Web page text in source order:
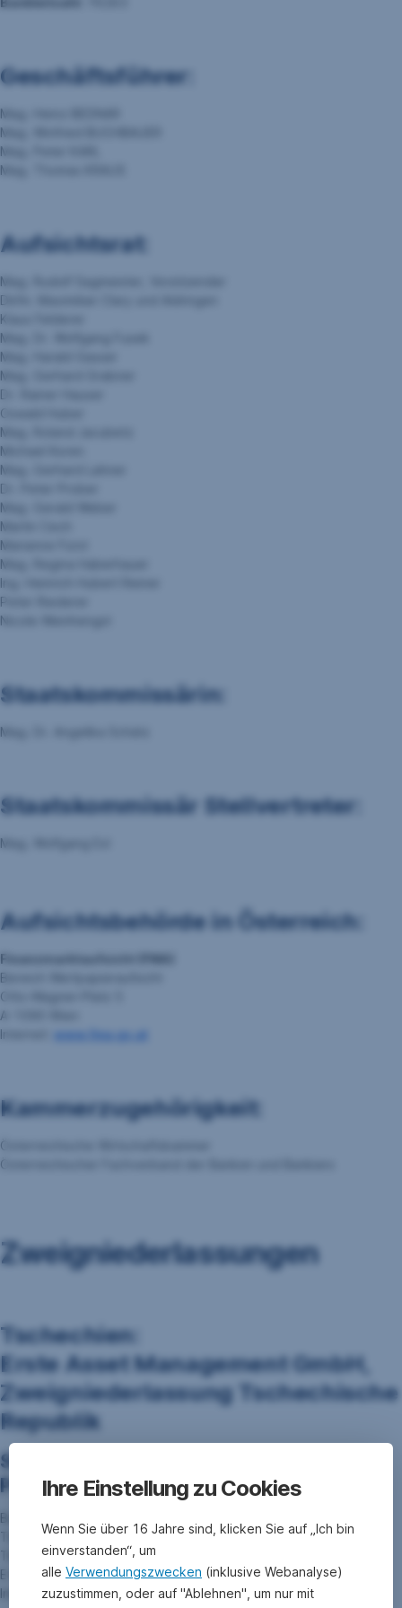
Geschäftsführer:
Mag. Heinz BEDNAR
Mag. Winfried BUCHBAUER
Mag. Peter KARL
Mag. Thomas KRAUS
Aufsichtsrat:
Mag. Rudolf Sagmeister, Vorsitzender
Dkfm. Maximilian Clary und Aldringen
Klaus Felderer
Mag. Dr. Wolfgang Fusek
Mag. Harald Gasser
Mag. Gerhard Grabner
Dr. Rainer Hauser
Oswald Huber
Mag. Roland Jacubetz
Michael Koren
Mag. Gerhard Lahner
Dr. Peter Prober
Mag. Gerald Weber
Martin Cech
Marianne Fürst
Mag. Regina Haberhauer
Ing. Heinrich Hubert Reiner
Peter Riederer
Nicole Weinhengst
Staatskommissärin:
Mag. Dr. Angelika Schätz
Staatskommissär Stellvertreter:
Mag. Wolfgang Exl
Aufsichtsbehörde in Österreich:
Finanzmarktaufsicht (FMA)
Bereich Wertpapieraufsicht
Otto-Wagner-Platz 5
A-1090 Wien
Internet:
www.fma.gv.at
Kammerzugehörigkeit:
Österreichische Wirtschaftskammer
Österreichischer Fachverband der Banken und Bankiers
Zweigniederlassungen
Tschechien:
Erste Asset Management GmbH,
Zweigniederlassung Tschechische
Republik
Sitz der Zweigniederlassung und
Postanschrift:
Budějovická
Tschechische Republik
Tel: +420 956 786 111
E-Mail:erste-am@erste-am.cz
Internet:http://www.erste-am.cz/
Ihre Einstellung zu Cookies
Wenn Sie über 16 Jahre sind, klicken Sie auf „Ich bin
einverstanden“, um
alle Verwendungszwecken (inklusive Webanalyse)
zuzustimmen, oder auf "Ablehnen", um nur mit